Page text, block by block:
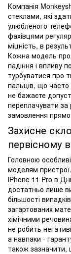
Компанія
стеклами, які
улюбленого
фахівцями
міцність, в
Кожна модель
падіння і впливу
турбуватися про
пальців, що часто
не бажаєте
переплачувати за
замовлення
Захисне
первісному
Головною
моделям
iPhone 11 Pro в
достатньо лише
більшості
загартованих
хімічними
не робить
а навпаки -
також зазначити,